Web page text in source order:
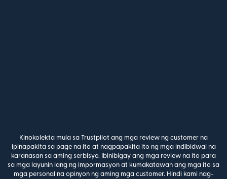
Kinokolekta mula sa Trustpilot ang mga review ng customer na
ipinapakita sa page na ito at nagpapakita ito ng mga indibidwal na
karanasan sa aming serbisyo. Ibinibigay ang mga review na ito para
sa mga layunin lang ng impormasyon at kumakatawan ang mga ito sa
mga personal na opinyon ng aming mga customer. Hindi kami nag-